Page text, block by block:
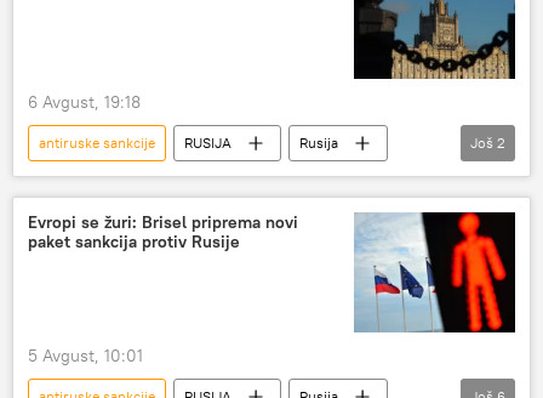
6 Avgust, 19:18
antiruske sankcije RUSIJA
Rusija
Rusija – ekonomija
Evropska unija (EU)
Još 2
Evropi se žuri: Brisel priprema novi
paket sankcija protiv Rusije
5 Avgust, 10:01